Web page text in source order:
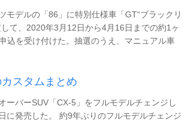
モデルの「86」に特別仕様車「GT“ブラックリ
して、2020年3月12日から4月16日までの約1ヶ
込を受け付けた。抽選のうえ、マニュアル車
スタムまとめ
ーバーSUV「CX-5」をフルモデルチェンジし
に発売した。 約9年ぶりのフルモデルチェンジ